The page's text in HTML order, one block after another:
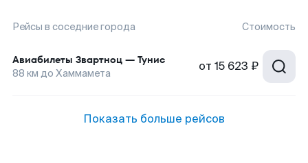
Рейсы в соседние города Стоимость
Авиабилеты Звартноц — Тунис
88 км до Хаммамета от 15 623 ₽
Показать больше рейсов